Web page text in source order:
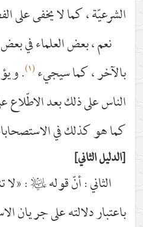
الشرعيّة ، كما لا يخفى على
نعم ، بعض العلماء في
بالآخر ، كما سيجيء(١) .
الناس على ذلك بعد
كما هو كذلك في
الدليل الثاني
الثاني : أنّ قولهعليه‌السلام: «لا
باعتبار دلالته على جريان